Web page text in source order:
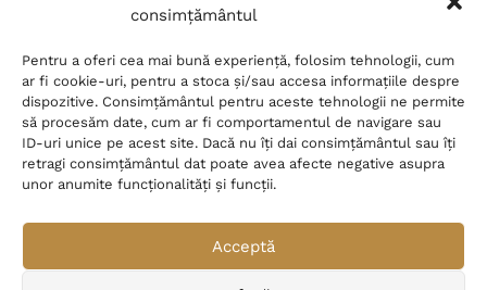
consimțământul
Pentru a oferi cea mai bună experiență, folosim tehnologii, cum
ar fi cookie-uri, pentru a stoca și/sau accesa informațiile despre
dispozitive. Consimțământul pentru aceste tehnologii ne permite
să procesăm date, cum ar fi comportamentul de navigare sau
ID-uri unice pe acest site. Dacă nu îți dai consimțământul sau îți
retragi consimțământul dat poate avea afecte negative asupra
unor anumite funcționalități și funcții.
Acceptă
alegerea covorului potrivit?
oferim consultanță.
Telefon: +40 736 360 000
Email:
contact@covoarepersane.ro
București, România
© 2026 Covoare Persane. Toate drepturile rezervate.